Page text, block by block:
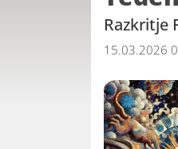
Razkritje
15.03.2026